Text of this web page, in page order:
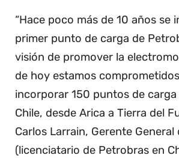
“Hace poco más de 10 años se
primer punto de carga de
visión de promover la
de hoy estamos
incorporar 150 puntos de
Chile, desde Arica a Tierra del
Carlos Larrain, Gerente General
(licenciatario de Petrobras en